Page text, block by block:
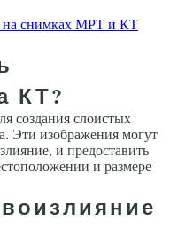
на снимках МРТ и КТ
КТ?
создания слоистых
Эти изображения могут
и предоставить
и размере